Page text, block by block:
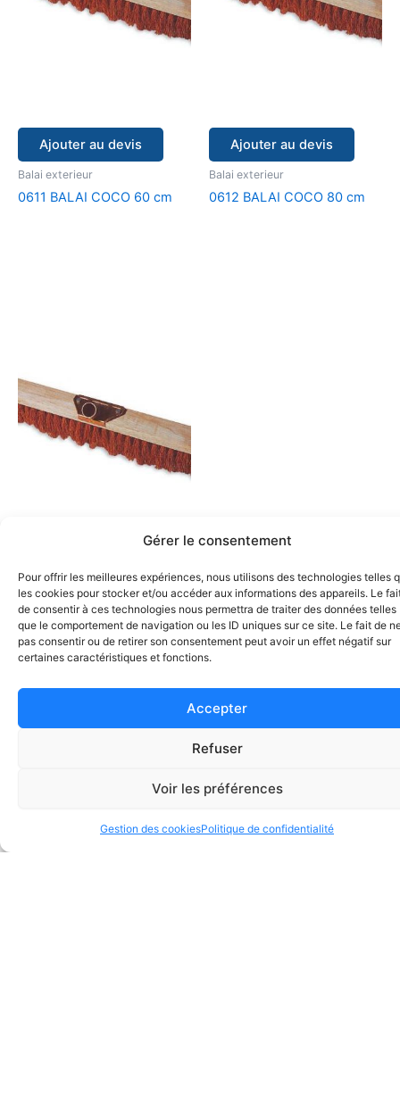
Gérer le consentement
Pour offrir les meilleures expériences, nous utilisons des technologies telles
les cookies pour stocker et/ou accéder aux informations des appareils. Le
de consentir à ces technologies nous permettra de traiter des données telles
que le comportement de navigation ou les ID uniques sur ce site. Le fait de
pas consentir ou de retirer son consentement peut avoir un effet négatif sur
certaines caractéristiques et fonctions.
Accepter
Refuser
Voir les préférences
Gestion des cookiesPolitique de confidentialité
Ajouter au devis
Balai exterieur
0611 BALAI COCO 60 cm
Ajouter au devis
Balai exterieur
0612 BALAI COCO 80 cm
Ajouter au devis
Balai exterieur
06121 BALAI COCO 100 cm